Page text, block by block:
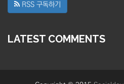
RSS 구독하기
LATEST COMMENTS